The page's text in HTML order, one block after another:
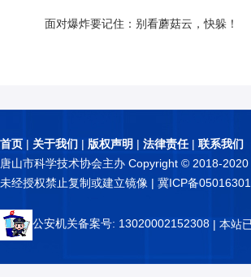
面对爆炸要记住：别看蘑菇云，快躲！
首页 | 关于我们 | 版权声明 | 法律责任| 联系我们
唐山市科学技术协会主办 Copyright © 2018-
未经授权禁止复制或建立镜像 | 冀ICP备
公安机关备案号: 13020002152308 | 本站